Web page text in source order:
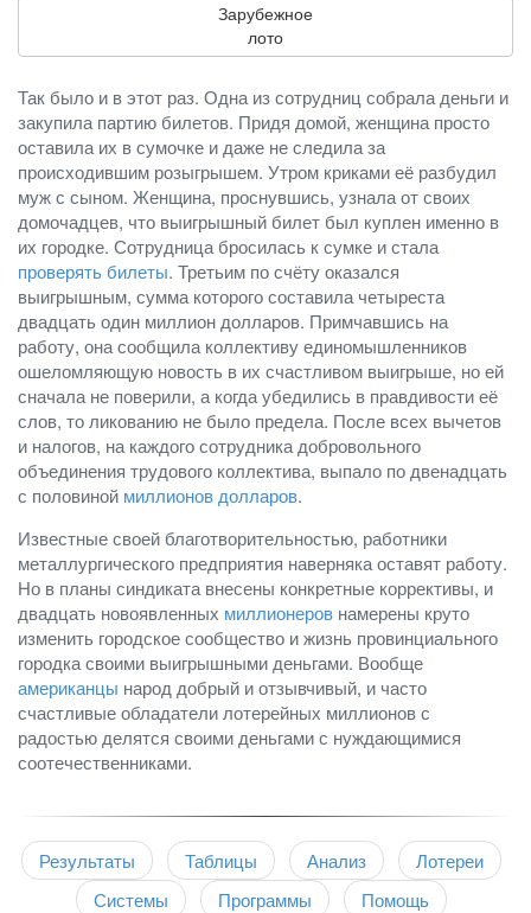
Зарубежное
лото
Так было и в этот раз. Одна из сотрудниц собрала деньги и
закупила партию билетов. Придя домой, женщина просто
оставила их в сумочке и даже не следила за
происходившим розыгрышем. Утром криками её разбудил
муж с сыном. Женщина, проснувшись, узнала от своих
домочадцев, что выигрышный билет был куплен именно в
их городке. Сотрудница бросилась к сумке и стала
проверять билеты. Третьим по счёту оказался
выигрышным, сумма которого составила четыреста
двадцать один миллион долларов. Примчавшись на
работу, она сообщила коллективу единомышленников
ошеломляющую новость в их счастливом выигрыше, но ей
сначала не поверили, а когда убедились в правдивости её
слов, то ликованию не было предела. После всех вычетов
и налогов, на каждого сотрудника добровольного
объединения трудового коллектива, выпало по двенадцать
с половиной миллионов долларов.
Известные своей благотворительностью, работники
металлургического предприятия наверняка оставят работу.
Но в планы синдиката внесены конкретные коррективы, и
двадцать новоявленных миллионеров намерены круто
изменить городское сообщество и жизнь провинциального
городка своими выигрышными деньгами. Вообще
американцы народ добрый и отзывчивый, и часто
счастливые обладатели лотерейных миллионов с
радостью делятся своими деньгами с нуждающимися
соотечественниками.
Результаты Таблицы Анализ
Лотереи
Системы
Программы Помощь